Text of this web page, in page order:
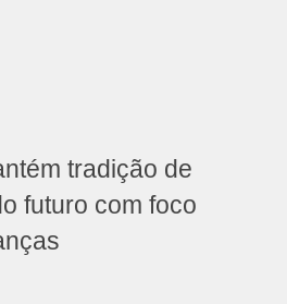
tradição de
futuro com foco